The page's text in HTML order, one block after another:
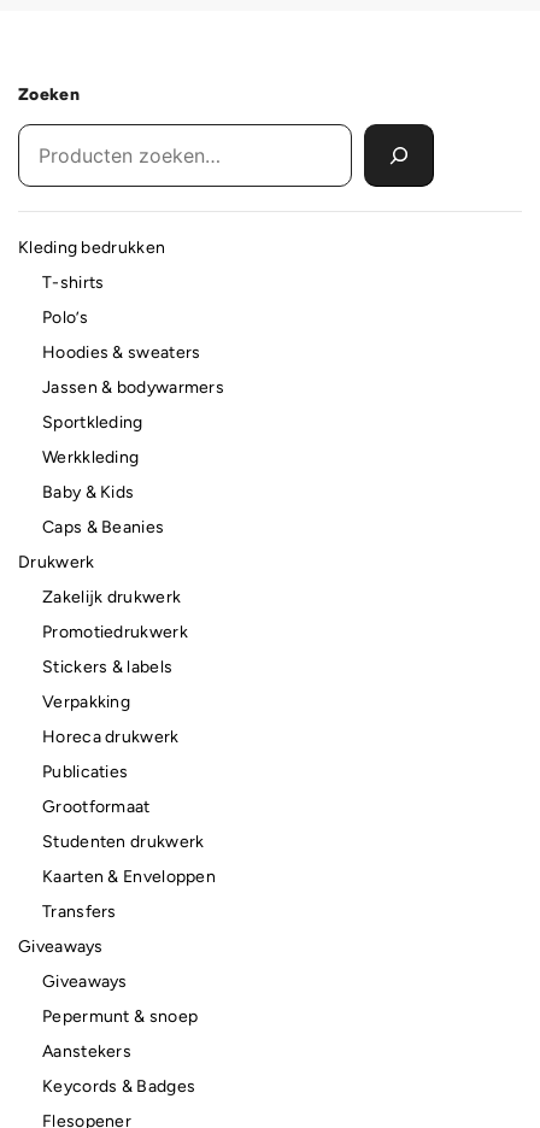
Zoeken
Kleding bedrukken
T-shirts
Polo’s
Hoodies & sweaters
Jassen & bodywarmers
Sportkleding
Werkkleding
Baby & Kids
Caps & Beanies
Drukwerk
Zakelijk drukwerk
Promotiedrukwerk
Stickers & labels
Verpakking
Horeca drukwerk
Publicaties
Grootformaat
Studenten drukwerk
Kaarten & Enveloppen
Transfers
Giveaways
Giveaways
Pepermunt & snoep
Aanstekers
Keycords & Badges
Flesopener